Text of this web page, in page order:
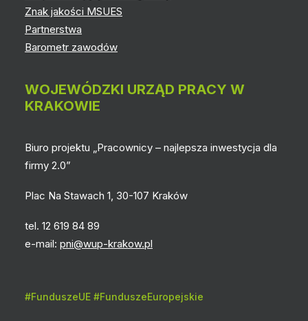
Znak jakości MSUES
Partnerstwa
Barometr zawodów
WOJEWÓDZKI URZĄD PRACY W
KRAKOWIE
Biuro projektu „Pracownicy – najlepsza inwestycja dla
firmy 2.0”
Plac Na Stawach 1, 30-107 Kraków
tel. 12 619 84 89
e-mail: pni@wup-krakow.pl
#FunduszeUE #FunduszeEuropejskie